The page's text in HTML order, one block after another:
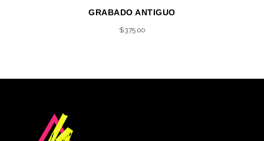
GRABADO ANTIGUO
$375.00